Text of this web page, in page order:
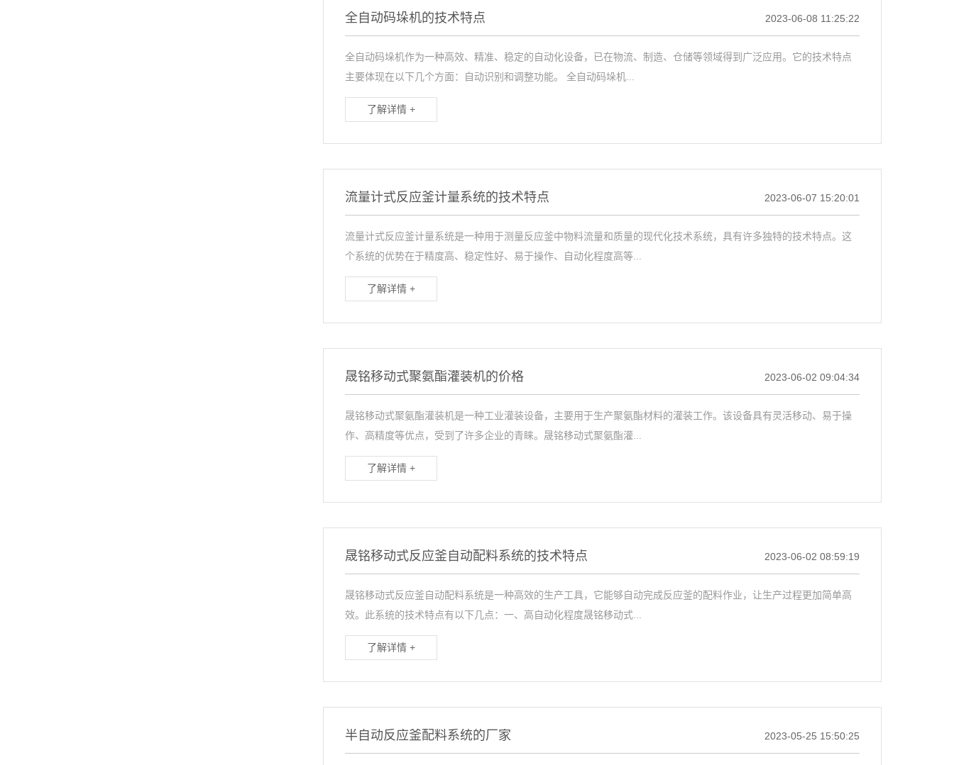
全自动码垛机的技术特点 2023-06-08 11:25:22
全自动码垛机作为一种高效、精准、稳定的自动化设备，已在物流、制造、仓储等领域得到广泛应用。它的技术特点
主要体现在以下几个方面：自动识别和调整功能。 全自动码垛机...
了解详情 +
流量计式反应釜计量系统的技术特点 2023-06-07 15:20:01
流量计式反应釜计量系统是一种用于测量反应釜中物料流量和质量的现代化技术系统，具有许多独特的技术特点。这
个系统的优势在于精度高、稳定性好、易于操作、自动化程度高等...
了解详情 +
晟铭移动式聚氨酯灌装机的价格 2023-06-02 09:04:34
晟铭移动式聚氨酯灌装机是一种工业灌装设备，主要用于生产聚氨酯材料的灌装工作。该设备具有灵活移动、易于操
作、高精度等优点，受到了许多企业的青睐。晟铭移动式聚氨酯灌...
了解详情 +
晟铭移动式反应釜自动配料系统的技术特点 2023-06-02 08:59:19
晟铭移动式反应釜自动配料系统是一种高效的生产工具，它能够自动完成反应釜的配料作业，让生产过程更加简单高
效。此系统的技术特点有以下几点：一、高自动化程度晟铭移动式...
了解详情 +
半自动反应釜配料系统的厂家 2023-05-25 15:50:25